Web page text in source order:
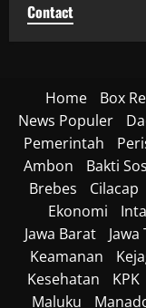
Contact
Home Box
News Populer
Pemerintah
Ambon
Bakti
Brebes
Cilacap
Ekonomi
Jawa Barat
Keamanan
Kesehatan
KPK
Maluku